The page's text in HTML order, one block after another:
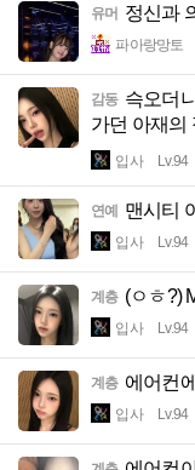
유머 정신과
파아랑망토
감동 슥오더
가던 아재의
입사 Lv.94
연예 맨시티
입사 Lv.94
계층 (ㅇㅎ?)
입사 Lv.94
계층 에어컨
입사 Lv.94